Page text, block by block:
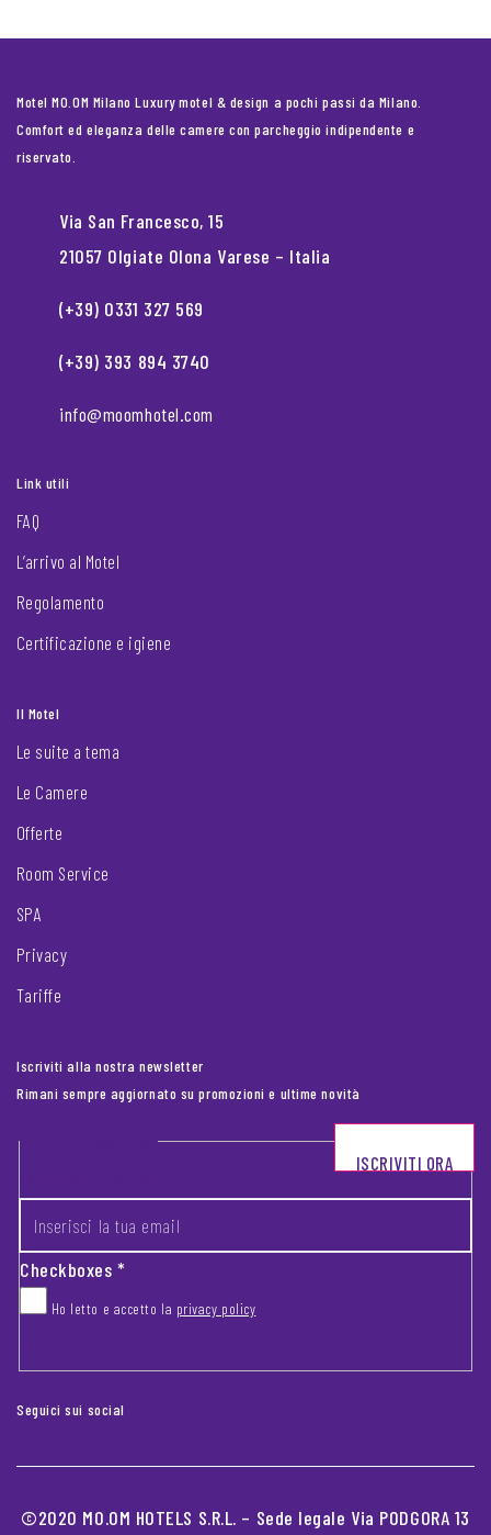
Motel MO.OM Milano Luxury motel & design a pochi passi da Milano.
Comfort ed eleganza delle camere con parcheggio indipendente e
riservato.
Via San Francesco, 15
21057 Olgiate Olona Varese – Italia
(+39) 0331 327 569
(+39) 393 894 3740
info@moomhotel.com
Link utili
FAQ
L’arrivo al Motel
Regolamento
Certificazione e igiene
Il Motel
Le suite a tema
Le Camere
Offerte
Room Service
SPA
Privacy
Tariffe
Iscriviti alla nostra newsletter
Rimani sempre aggiornato su promozioni e ultime novità
Footer newsletter
Checkboxes*
Ho letto e accetto la privacy policy
ISCRIVITI ORA
Seguici sui social
©2020 MO.OM HOTELS S.R.L. – Sede legale Via PODGORA 13